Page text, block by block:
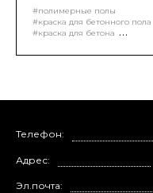
#полимерные полы
#краска для бетонного пола
#краска для бетона
#краска для бетонного пола
Телефон:
Адрес:
Эл.почта: